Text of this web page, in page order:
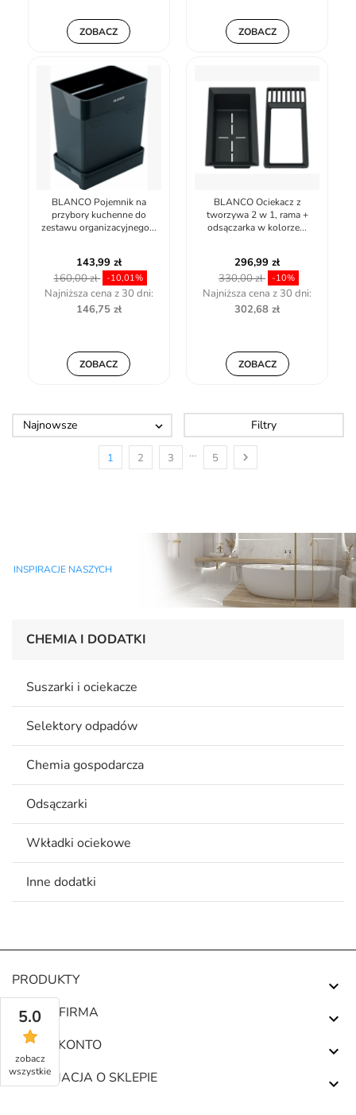
CHEMIA I DODATKI
Suszarki i ociekacze
Selektory odpadów
Chemia gospodarcza
Odsączarki
Wkładki ociekowe
Inne dodatki
ZOBACZ ZOBACZ
BLANCO Pojemnik na
przybory kuchenne do
zestawu organizacyjnego...
143,99 zł
160,00 zł -10,01%
Najniższa cena z 30 dni:
146,75 zł
ZOBACZ
BLANCO Ociekacz z
tworzywa 2 w 1, rama +
odsączarka w kolorze...
296,99 zł
330,00 zł -10%
Najniższa cena z 30 dni:
302,68 zł
ZOBACZ
Najnowsze  Filtry
1 2 3 … 5 
INSPIRACJE NASZYCH
PRODUKTY 
NASZA FIRMA 
TWOJE KONTO 
INFORMACJA O SKLEPIE 
5.0
zobacz
wszystkie